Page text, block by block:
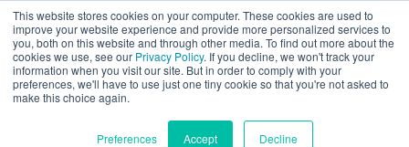
This website stores cookies on your computer. These cookies are used to
improve your website experience and provide more personalized services to
you, both on this website and through other media. To find out more about the
cookies we use, see our Privacy Policy. If you decline, we won't track your
information when you visit our site. But in order to comply with your
preferences, we'll have to use just one tiny cookie so that you're not asked to
make this choice again.
Preferences Accept Decline
주요 콘텐츠로 건너뛰기
SPEE3D
한국어
English
Español
Deutsch